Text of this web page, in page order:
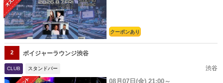
クーポンあり
2 ボイジャーラウンジ渋谷
CLUB スタンドバー 渋谷
08月07日(金) 21:00～